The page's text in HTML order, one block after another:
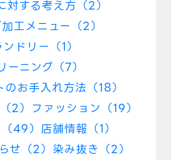
対する考え方（2）
工メニュー（2）
ドリー（1）
ーニング（7）
お手入れ方法（18）
2） ファッション（19）
49） 店舗情報（1）
せ（2） 染み抜き（2）